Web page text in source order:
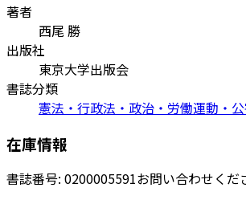
著者
西尾 勝
出版社
東京大学出版会
書誌分類
憲法・行政法・政治・労働運動・
在庫情報
書誌番号: 0200005591お問い合わせくだ